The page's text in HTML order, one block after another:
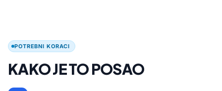
POTREBNI KORACI
KAKO JE TO POSAO